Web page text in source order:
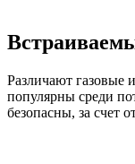
Различают газовые
популярны среди
безопасны, за счет